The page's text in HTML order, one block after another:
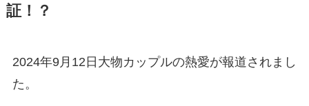
証！？
2024年9月12日大物カップルの熱愛が報道されまし
た。